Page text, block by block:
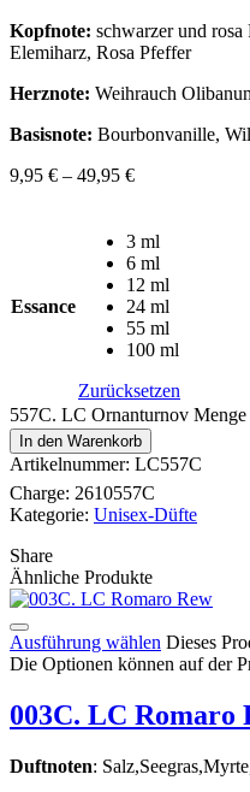
Kopfnote: schwarzer und
Elemiharz, Rosa Pfeffer
Herznote: Weihrauch
Basisnote: Bourbonvanille,
9,95 € – 49,95 €
Essance
3 ml
6 ml
12 ml
24 ml
55 ml
100 ml
Zurücksetzen
557C. LC Ornanturnov Menge
In den Warenkorb
Artikelnummer: LC557C
Charge: 2610557C
Kategorie: Unisex-Düfte
Share
Ähnliche Produkte
Ausführung wählen Dieses
Die Optionen können auf der
003C. LC Romaro
Duftnoten: